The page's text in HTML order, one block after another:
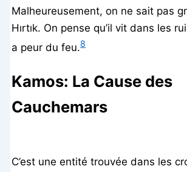
Malheureusement, on ne sait pas
Hırtık. On pense qu’il vit dans les
a peur du feu.8
Kamos: La Cause des
Cauchemars
C’est une entité trouvée dans les